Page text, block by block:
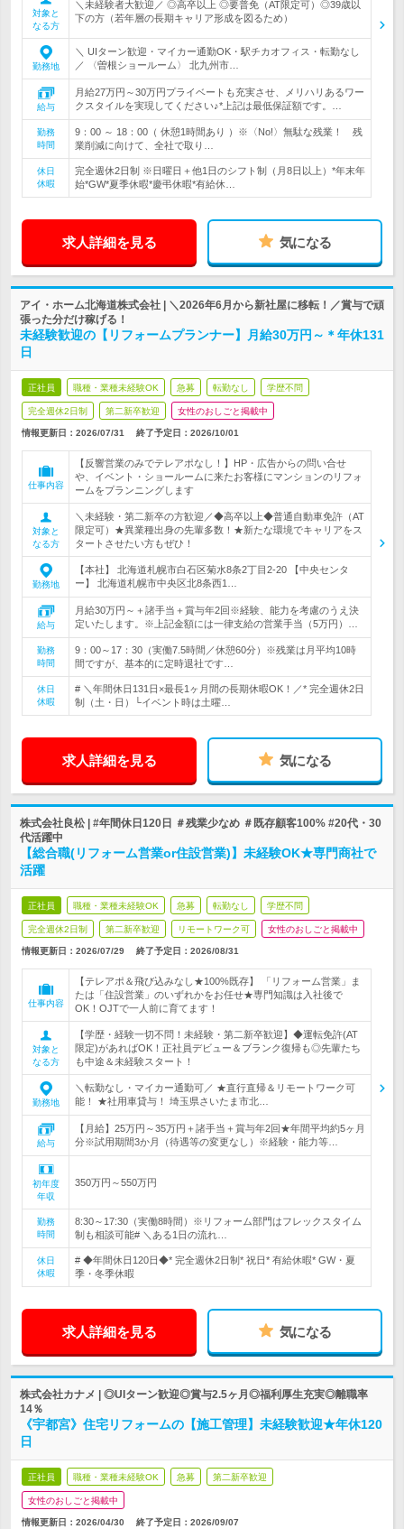
対象と
なる方
＼未経験者大歓迎／ ◎高卒以上 ◎要普免（AT限定可）◎39歳以
下の方（若年層の長期キャリア形成を図るため）
勤務地
＼ UIターン歓迎・マイカー通勤OK・駅チカオフィス・転勤なし
／ 〈曽根ショールーム〉 北九州市…
給与
月給27万円～30万円プライベートも充実させ、メリハリあるワー
クスタイルを実現してください♪*上記は最低保証額です。…
勤務
時間
9：00 ～ 18：00（ 休憩1時間あり ）※〈No!〉無駄な残業！ 残
業削減に向けて、全社で取り…
休日
休暇
完全週休2日制 ※日曜日＋他1日のシフト制（月8日以上）*年末年
始*GW*夏季休暇*慶弔休暇*有給休…
求人詳細を見る 気になる
アイ・ホーム北海道株式会社 | ＼2026年6月から新社屋に移転！／賞与で頑
張った分だけ稼げる！
未経験歓迎の【リフォームプランナー】月給30万円～＊年休131
日
正社員 職種・業種未経験OK 急募 転勤なし 学歴不問
完全週休2日制 第二新卒歓迎 女性のおしごと掲載中
情報更新日：2026/07/31 終了予定日： 2026/10/01
仕事内容
【反響営業のみでテレアポなし！】HP・広告からの問い合せ
や、イベント・ショールームに来たお客様にマンションのリフォ
ームをプランニングします
対象と
なる方
＼未経験・第二新卒の方歓迎／◆高卒以上◆普通自動車免許（AT
限定可）★異業種出身の先輩多数！★新たな環境でキャリアをス
タートさせたい方もぜひ！
勤務地
【本社】 北海道札幌市白石区菊水8条2丁目2-20 【中央センタ
ー】 北海道札幌市中央区北8条西1…
給与
月給30万円～＋諸手当＋賞与年2回※経験、能力を考慮のうえ決
定いたします。※上記金額には一律支給の営業手当（5万円）…
勤務
時間
9：00～17：30（実働7.5時間／休憩60分）※残業は月平均10時
間ですが、基本的に定時退社です…
休日
休暇
# ＼年間休日131日×最長1ヶ月間の長期休暇OK！／* 完全週休2日
制（土・日）└イベント時は土曜…
求人詳細を見る 気になる
株式会社良松 | #年間休日120日 ＃残業少なめ ＃既存顧客100% #20代・30
代活躍中
【総合職(リフォーム営業or住設営業)】未経験OK★専門商社で
活躍
正社員 職種・業種未経験OK 急募 転勤なし 学歴不問
完全週休2日制 第二新卒歓迎 リモートワーク可 女性のおしごと掲載中
情報更新日：2026/07/29 終了予定日： 2026/08/31
仕事内容
【テレアポ＆飛び込みなし★100%既存】 「リフォーム営業」ま
たは「住設営業」のいずれかをお任せ★専門知識は入社後で
OK！OJTで一人前に育てます！
対象と
なる方
【学歴・経験一切不問！未経験・第二新卒歓迎】◆運転免許(AT
限定)があればOK！正社員デビュー＆ブランク復帰も◎先輩たち
も中途＆未経験スタート！
勤務地
＼転勤なし・マイカー通勤可／ ★直行直帰＆リモートワーク可
能！ ★社用車貸与！ 埼玉県さいたま市北…
給与
【月給】25万円～35万円＋諸手当＋賞与年2回★年間平均約5ヶ月
分※試用期間3か月（待遇等の変更なし）※経験・能力等…
初年度
年収
350万円～550万円
勤務
時間
8:30～17:30（実働8時間）※リフォーム部門はフレックスタイム
制も相談可能# ＼ある1日の流れ…
休日
休暇
# ◆年間休日120日◆* 完全週休2日制* 祝日* 有給休暇* GW・夏
季・冬季休暇
求人詳細を見る 気になる
株式会社カナメ | ◎UIターン歓迎◎賞与2.5ヶ月◎福利厚生充実◎離職率
14％
《宇都宮》住宅リフォームの【施工管理】未経験歓迎★年休120
日
正社員 職種・業種未経験OK 急募 第二新卒歓迎
女性のおしごと掲載中
情報更新日：2026/04/30 終了予定日： 2026/09/07